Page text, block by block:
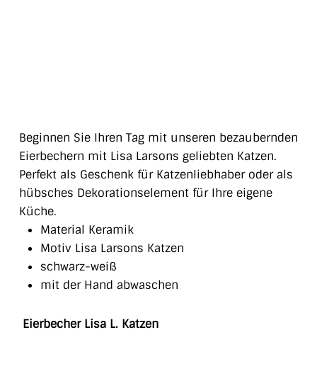
Beginnen Sie Ihren Tag mit unseren bezaubernden
Eierbechern mit Lisa Larsons geliebten Katzen.
Perfekt als Geschenk für Katzenliebhaber oder als
hübsches Dekorationselement für Ihre eigene
Küche.
Material Keramik
Motiv Lisa Larsons Katzen
schwarz-weiß
mit der Hand abwaschen
Eierbecher Lisa L. Katzen